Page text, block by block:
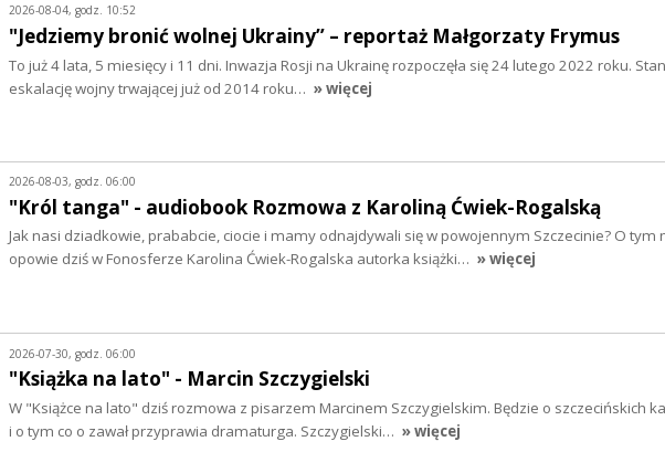
2026-08-04, godz. 10:52
"Jedziemy bronić wolnej Ukrainy” – reportaż Małgorzaty Frymus
To już 4 lata, 5 miesięcy i 11 dni. Inwazja Rosji na Ukrainę rozpoczęła się 24 lutego 2022 roku.
eskalację wojny trwającej już od 2014 roku… » więcej
2026-08-03, godz. 06:00
"Król tanga" - audiobook Rozmowa z Karoliną Ćwiek-Rogalską
Jak nasi dziadkowie, prababcie, ciocie i mamy odnajdywali się w powojennym Szczecinie? O tym
opowie dziś w Fonosferze Karolina Ćwiek-Rogalska autorka książki… » więcej
2026-07-30, godz. 06:00
"Książka na lato" - Marcin Szczygielski
W "Książce na lato" dziś rozmowa z pisarzem Marcinem Szczygielskim. Będzie o szczecińskich
i o tym co o zawał przyprawia dramaturga. Szczygielski… » więcej